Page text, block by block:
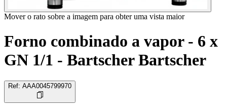
Mover o rato sobre a imagem para obter uma vista maior
Forno combinado a vapor - 6 x
GN 1/1 - Bartscher Bartscher
Ref: AAA0045799970